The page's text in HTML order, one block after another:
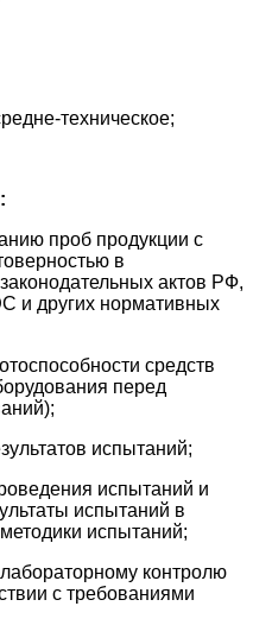
техническое;
проб продукции с
в
актов РФ,
и других нормативных
средств
перед
испытаний;
испытаний и
испытаний в
испытаний;
контролю
с требованиями